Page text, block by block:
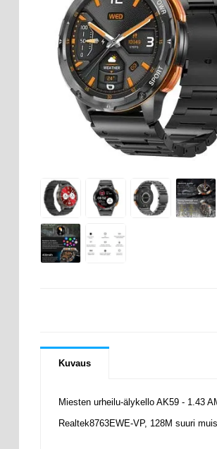
Kuvaus
Miesten urheilu-älykello AK59 - 1.43
Realtek8763EWE-VP, 128M suuri